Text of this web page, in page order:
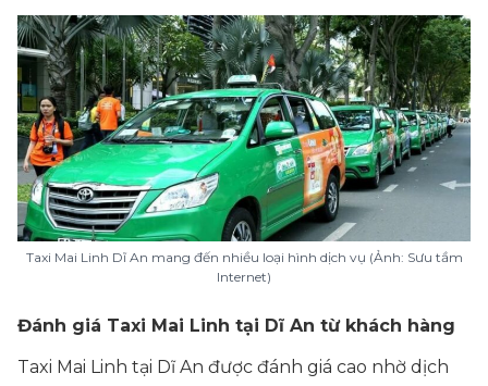
Taxi Mai Linh Dĩ An mang đến nhiều loại hình dịch vụ (Ảnh: Sưu tầm
Internet)
Đánh giá Taxi Mai Linh tại Dĩ An từ khách hàng
Taxi Mai Linh tại Dĩ An được đánh giá cao nhờ dịch